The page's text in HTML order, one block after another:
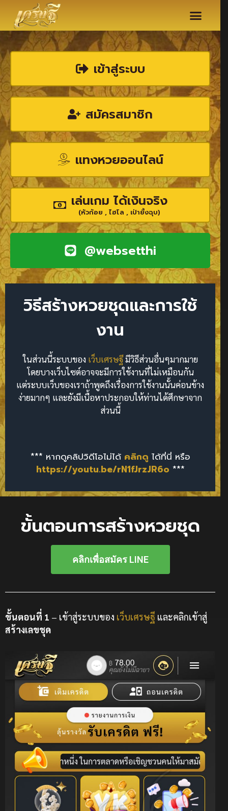
เข้าสู่ระบบ
สมัครสมาชิก
แทงหวยออนไลน์
เล่นเกม ได้เงินจริง
(หัวก้อย , ไฮโล , เป่ายิ้งฉุบ)
@websetthi
วิธีสร้างหวยชุดและการใช้
งาน
ในส่วนนี้ระบบของ เว็บเศรษฐีมีวิธีส่วนอื่นๆมากมาย
โดยบางเว็บไซต์อาจจะมีการใช้งานที่ไม่เหมือนกัน
แต่ระบบเว็บของเราถ้าพูดถึงเรื่องการใช้งานนั้นค่อนข้าง
ง่ายมากๆ และยังมีเนื้อหาประกอบให้ท่านได้ศึกษาจาก
ส่วนนี้
*** หากดูคลิปวิดีโอไม่ได้ คลิกดู ได้ที่นี่ หรือ
https://youtu.be/rN1fJrzJR6o ***
ขั้นตอนการสร้างหวยชุด
คลิกเพื่อสมัคร LINE
ขั้นตอนที่ 1 – เข้าสู่ระบบของ เว็บเศรษฐี และคลิกเข้าสู่
สร้างเลขชุด